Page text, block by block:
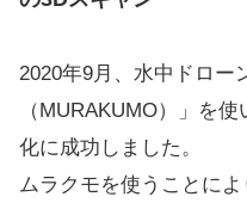
2020年9月、水中ドロー
（MURAKUMO）」を
化に成功しました。
ムラクモを使うことに